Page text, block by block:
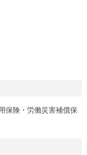
保険・労働災害補償保